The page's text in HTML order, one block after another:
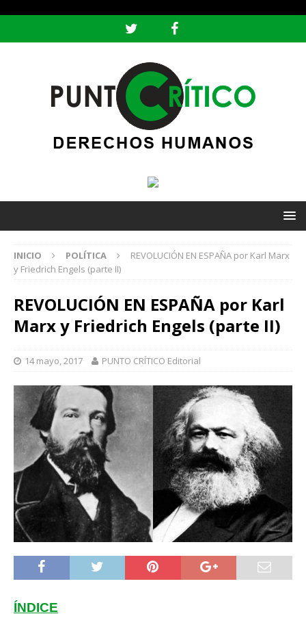
INICIO POLÍTICA
REVOLUCIÓN EN ESPAÑA por Karl Marx
y Friedrich Engels (parte II)
REVOLUCIÓN EN ESPAÑA por Karl
Marx y Friedrich Engels (parte II)
14 mayo, 2017 PUNTO CRÍTICO Editorial
ÍNDICE